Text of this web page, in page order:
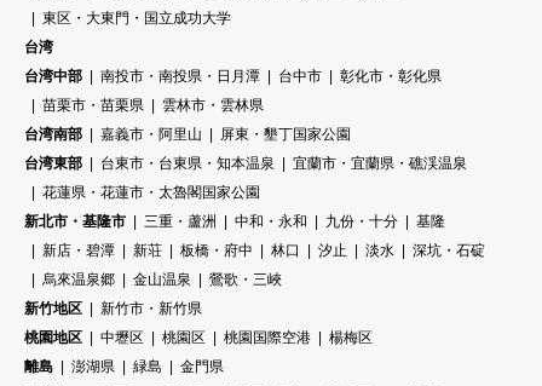
東区・大東門・国立成功大学
台湾
台湾中部
南投市・南投県・日月潭 台中市
彰化市・彰化県
苗栗市・苗栗県
雲林市・雲林県
台湾南部
嘉義市・阿里山
屏東・墾丁国家公園
台湾東部
台東市・台東県・知本温泉
宜蘭市・宜蘭県・礁渓温泉
花蓮県・花蓮市・太魯閣国家公園
新北市・基隆市
三重・蘆洲 中和・永和 九份・十分
基隆
新店・碧潭
新荘 板橋・府中 林口 汐止 淡水
深坑・石碇
烏來温泉郷
金山温泉
鶯歌・三峽
新竹地区
新竹市・新竹県
桃園地区
中壢区 桃園区 桃園国際空港
楊梅区
離島
澎湖県 緑島
金門県